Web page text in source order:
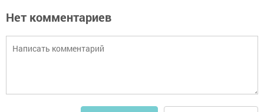
Нет комментариев